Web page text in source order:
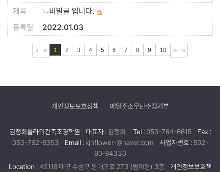
비밀글 입니다.
2022.01.03
1 2 3 4 5 6 7 8 9 10
개인정보보호정책 메일주소무단수집거부
김정희플라워건축조경학원 대표자 : 김정희 Tel : 053-764-6615
Fax :
053-762-8353
Email : kjhflower-@naver.com 사업자번호 : 502-
90-94330
Location :42118 대구 수성구 동대구로 273 (범어동) 3층 개인정보보호책